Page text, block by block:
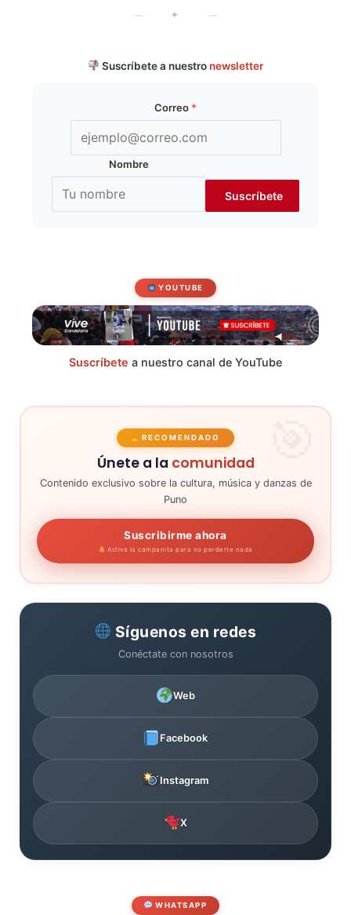
✦
Suscríbete a nuestro newsletter
Correo *
Nombre
YOUTUBE
Suscríbete a nuestro canal de YouTube
RECOMENDADO
Únete a la comunidad
Contenido exclusivo sobre la cultura, música y danzas de
Puno
Suscribirme ahora
Activa la campanita para no perderte nada
Síguenos en redes
Conéctate con nosotros
Web
Facebook
Instagram
X
WHATSAPP